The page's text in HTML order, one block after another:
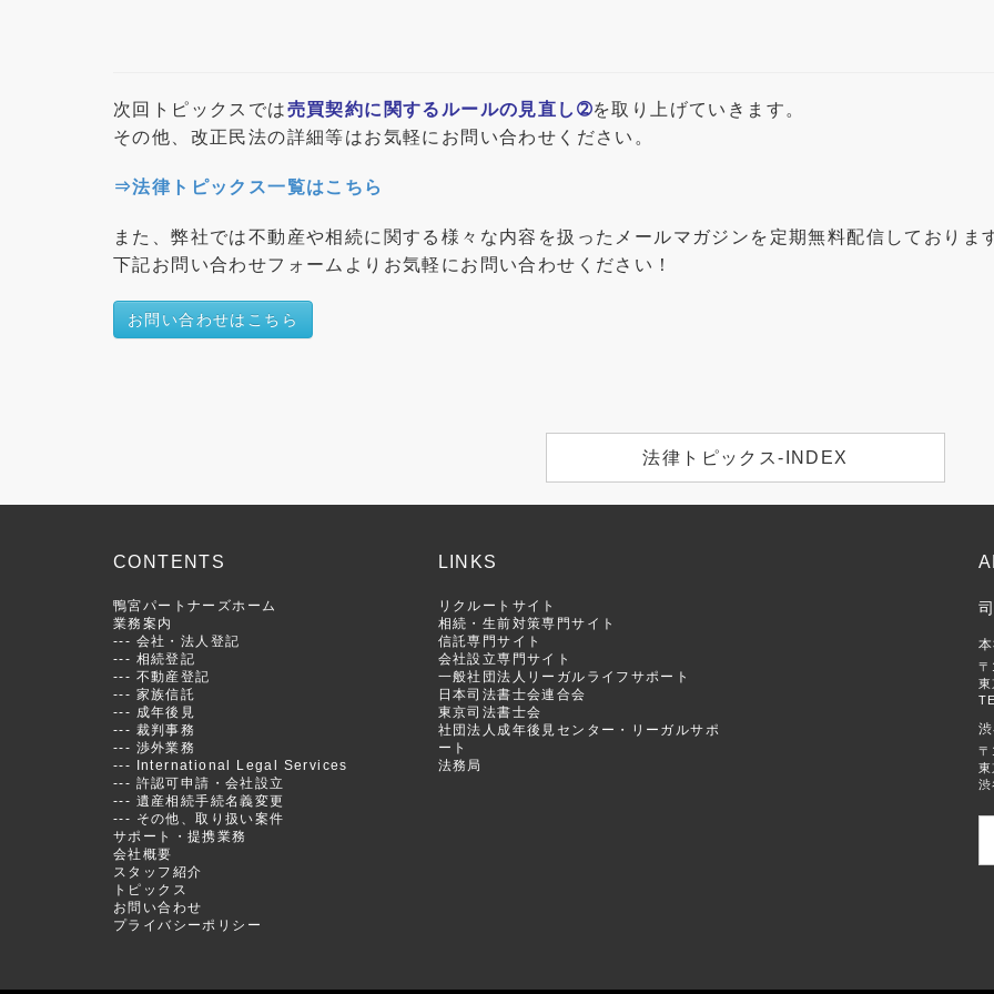
次回トピックスでは売買契約に関するルールの見直し➁を取り上げていきます。
その他、改正民法の詳細等はお気軽にお問い合わせください。
⇒法律トピックス一覧はこちら
また、弊社では不動産や相続に関する様々な内容を扱ったメールマガジンを定期無料配信しておりま
下記お問い合わせフォームよりお気軽にお問い合わせください！
お問い合わせはこちら
法律トピックス-INDEX
CONTENTS
鴨宮パートナーズホーム
業務案内
--- 会社・法人登記
--- 相続登記
--- 不動産登記
--- 家族信託
--- 成年後見
--- 裁判事務
--- 渉外業務
--- International Legal Services
--- 許認可申請・会社設立
--- 遺産相続手続名義変更
--- その他、取り扱い案件
サポート・提携業務
会社概要
スタッフ紹介
トピックス
お問い合わせ
プライバシーポリシー
LINKS
リクルートサイト
相続・生前対策専門サイト
信託専門サイト
会社設立専門サイト
一般社団法人リーガルライフサポート
日本司法書士会連合会
東京司法書士会
社団法人成年後見センター・リーガルサポ
ート
法務局